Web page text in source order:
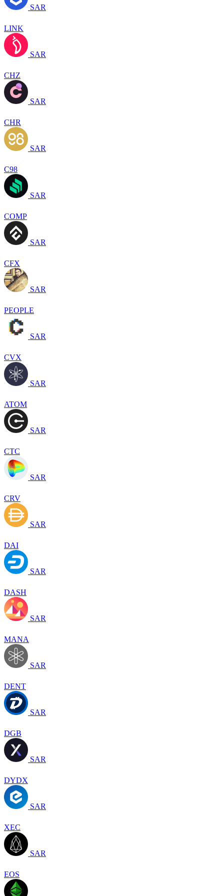
SAR
LINK
SAR
CHZ
SAR
CHR
SAR
C98
SAR
COMP
SAR
CFX
SAR
PEOPLE
SAR
CVX
SAR
ATOM
SAR
CTC
SAR
CRV
SAR
DAI
SAR
DASH
SAR
MANA
SAR
DENT
SAR
DGB
SAR
DYDX
SAR
XEC
SAR
EOS